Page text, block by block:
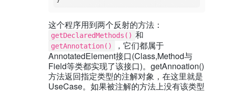
这个程序用到两个反射的方法：
getDeclaredMethods() 和
getAnnotation()
，它们都属于
AnnotatedElement接口(Class,Method与
Field等类都实现了该接口)。getAnnoation()
方法返回指定类型的注解对象，在这里就是
UseCase。如果被注解的方法上没有该类型